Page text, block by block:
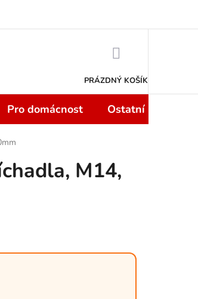
PRÁZDNÝ KOŠÍK
Pro domácnost Ostatní
M14,